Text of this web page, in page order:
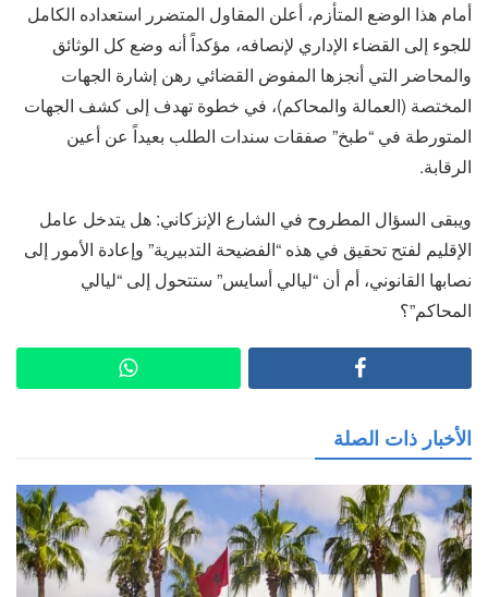
أمام هذا الوضع المتأزم، أعلن المقاول المتضرر استعداده الكامل
للجوء إلى القضاء الإداري لإنصافه، مؤكداً أنه وضع كل الوثائق
والمحاضر التي أنجزها المفوض القضائي رهن إشارة الجهات
المختصة (العمالة والمحاكم)، في خطوة تهدف إلى كشف الجهات
المتورطة في “طبخ” صفقات سندات الطلب بعيداً عن أعين
الرقابة.
ويبقى السؤال المطروح في الشارع الإنزكاني: هل يتدخل عامل
الإقليم لفتح تحقيق في هذه “الفضيحة التدبيرية” وإعادة الأمور إلى
نصابها القانوني، أم أن “ليالي أسايس” ستتحول إلى “ليالي
المحاكم”؟
الأخبار ذات الصلة